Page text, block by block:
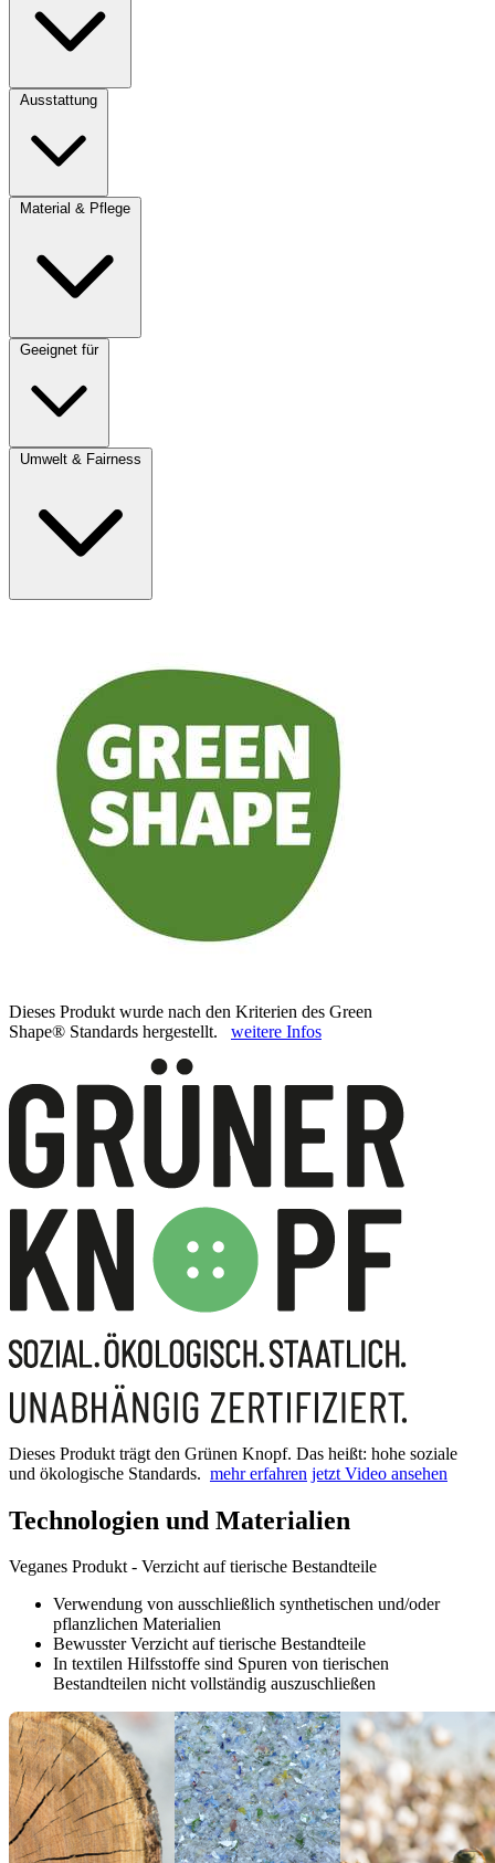
Ausstattung
Material & Pflege
Geeignet für
Umwelt & Fairness
Dieses Produkt wurde nach den Kriterien des Green
Shape® Standards hergestellt. weitere Infos
Dieses Produkt trägt den Grünen Knopf. Das heißt: hohe soziale
und ökologische Standards. mehr erfahren jetzt Video ansehen
Technologien und Materialien
Veganes Produkt - Verzicht auf tierische Bestandteile
Verwendung von ausschließlich synthetischen und/oder
pflanzlichen Materialien
Bewusster Verzicht auf tierische Bestandteile
In textilen Hilfsstoffe sind Spuren von tierischen
Bestandteilen nicht vollständig auszuschließen